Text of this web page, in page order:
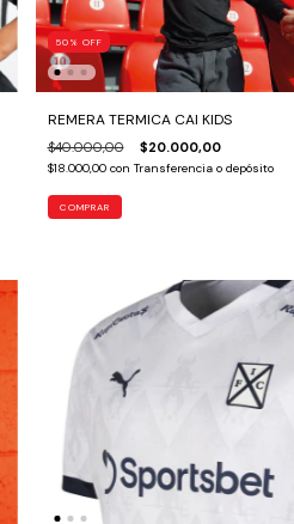
50 % OFF
REMERA TERMICA CAI KIDS
$40.000,00 $20.000,00
$18.000,00 con Transferencia o depósito
COMPRAR